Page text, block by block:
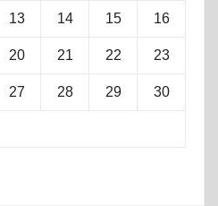
13 14 15 16
20 21 22 23
27 28 29 30